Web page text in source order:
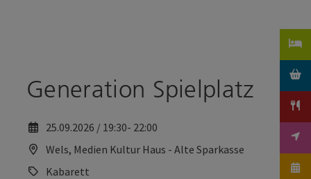
Generation Spielplatz
25.09.2026 / 19:30- 22:00
Wels, Medien Kultur Haus - Alte Sparkasse
Kabarett